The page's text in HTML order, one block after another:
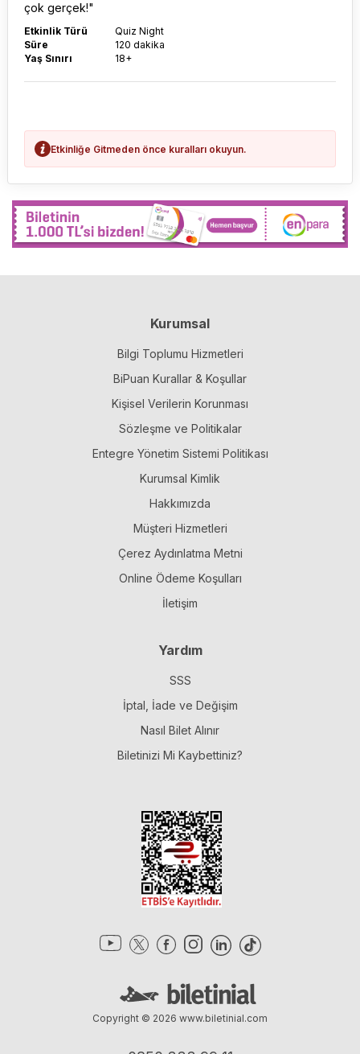
çok gerçek!"
Etkinlik Türü
Quiz Night
Süre
120 dakika
Yaş Sınırı
18+
Etkinliğe Gitmeden önce kuralları okuyun.
Kurumsal
Bilgi Toplumu Hizmetleri
BiPuan Kurallar & Koşullar
Kişisel Verilerin Korunması
Sözleşme ve Politikalar
Entegre Yönetim Sistemi Politikası
Kurumsal Kimlik
Hakkımızda
Müşteri Hizmetleri
Çerez Aydınlatma Metni
Online Ödeme Koşulları
İletişim
Yardım
SSS
İptal, İade ve Değişim
Nasıl Bilet Alınır
Biletinizi Mi Kaybettiniz?
Copyright © 2026 www.biletinial.com